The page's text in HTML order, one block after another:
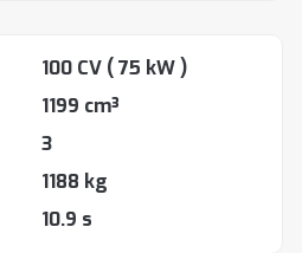
100 CV ( 75 kW )
1199 cm³
3
1188 kg
10.9 s